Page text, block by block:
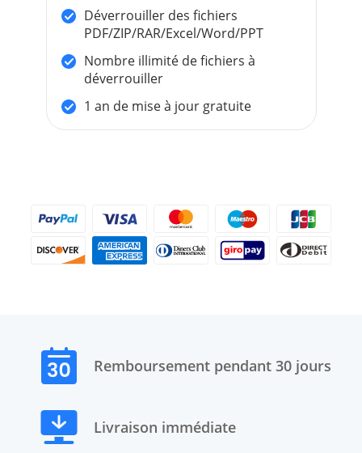
Déverrouiller des fichiers
PDF/ZIP/RAR/Excel/Word/PPT
Nombre illimité de fichiers à
déverrouiller
1 an de mise à jour gratuite
Remboursement pendant 30 jours
Livraison immédiate